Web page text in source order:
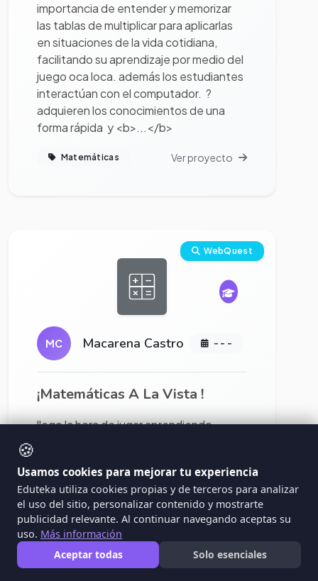
importancia de entender y memorizar
las tablas de multiplicar para aplicarlas
en situaciones de la vida cotidiana,
facilitando su aprendizaje por medio del
juego oca loca. además los estudiantes
interactúan con el computador. ?
adquieren los conocimientos de una
forma rápida y <b>...</b>
Matemáticas Ver proyecto
WebQuest
MC Macarena Castro - - -
¡Matemáticas A La Vista !
llego la hora de jugar aprendiendo
última actividad del proyecto que
venimos trabajando : "número por todas
partes". para ellos elaboraremos una
bingo aaaa empezaar !
Matemáticas Ver proyecto
🍪
Usamos cookies para mejorar tu experiencia
Eduteka utiliza cookies propias y de terceros para analizar
el uso del sitio, personalizar contenido y mostrarte
publicidad relevante. Al continuar navegando aceptas su
uso. Más información
Aceptar todas
Solo esenciales